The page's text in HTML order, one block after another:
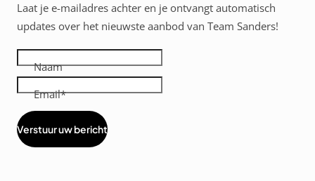
Laat je e-mailadres achter en je ontvangt automatisch
updates over het nieuwste aanbod van Team Sanders!
Naam
Email
Verstuur uw bericht